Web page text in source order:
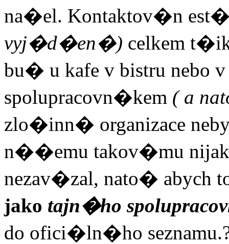
na�el. Kontaktov�n
vyj�d�en�) celkem
bu� u kafe v bistru
spolupracovn�kem ( a
zlo�inn� organizace
n��emu takov�mu
nezav�zal, nato� abych
jako tajn�ho
do ofici�ln�ho